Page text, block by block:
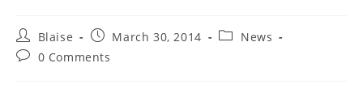
Post
author:
Blaise
Post
published:
March 30, 2014
PostNews
Post0 Comments